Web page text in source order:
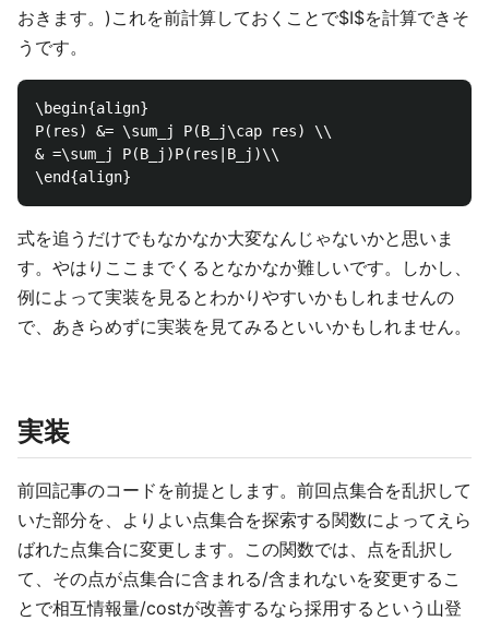
おきます。)これを前計算しておくことで$I$を計算できそ
うです。
\begin{align}
P(res) &= \sum_j P(B_j\cap res) \\
& =\sum_j P(B_j)P(res|B_j)\\
式を追うだけでもなかなか大変なんじゃないかと思いま
す。やはりここまでくるとなかなか難しいです。しかし、
例によって実装を見るとわかりやすいかもしれませんの
で、あきらめずに実装を見てみるといいかもしれません。
実装
前回記事のコードを前提とします。前回点集合を乱択して
いた部分を、よりよい点集合を探索する関数によってえら
ばれた点集合に変更します。この関数では、点を乱択し
て、その点が点集合に含まれる/含まれないを変更するこ
とで相互情報量/costが改善するなら採用するという山登